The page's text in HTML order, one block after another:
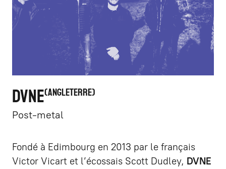
DVNE ANGLETERRE
Post-metal
Fondé à Edimbourg en 2013 par le français
Victor Vicart et l’écossais Scott Dudley, DVNE